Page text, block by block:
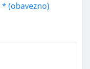
* (obavezno)